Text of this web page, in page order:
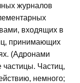
журналов
входящих в
принимающих
(Адронами
частицы. Частиц,
немного;